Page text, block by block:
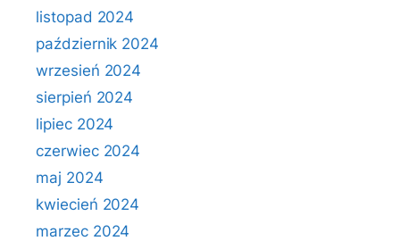
listopad 2024
październik 2024
wrzesień 2024
sierpień 2024
lipiec 2024
czerwiec 2024
maj 2024
kwiecień 2024
marzec 2024